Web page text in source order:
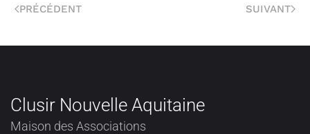
PRÉCÉDENT SUIVANT
Clusir Nouvelle Aquitaine
Maison des Associations